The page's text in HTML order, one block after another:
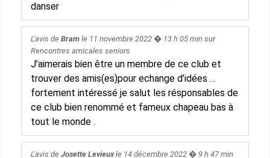
danser
L'avis de Bramle 11 novembre 2022� 13 h 05 min sur
Rencontres amicales seniors
J’aimerais bien être un membre de ce club et
trouver des amis(es)pour echange d’idées …
fortement intéressé je salut les résponsables de
ce club bien renommé et fameux chapeau bas à
tout le monde .
L'avis de Josette Levieuxle 14 décembre 2022� 9 h 47 min